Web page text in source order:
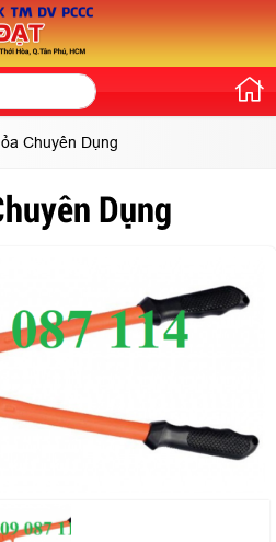
Chuyên Dụng
Dụng